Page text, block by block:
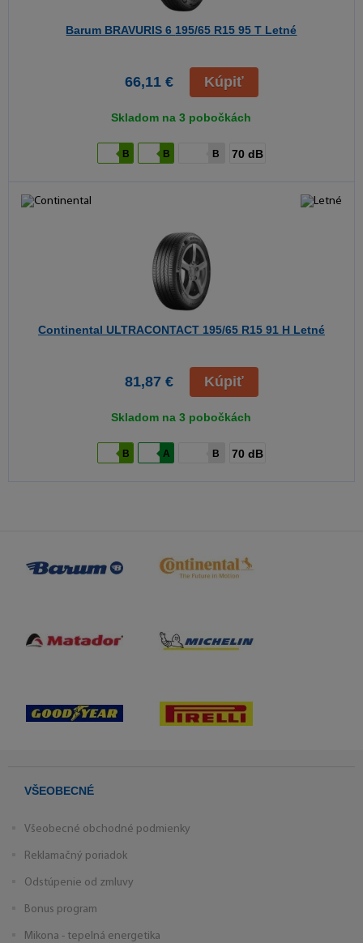
Barum BRAVURIS 6 195/65 R15 95 T Letné
66,11 € Kúpiť
Skladom na 3 pobočkách
B B B 70 dB
Continental ULTRACONTACT 195/65 R15 91 H Letné
81,87 € Kúpiť
Skladom na 3 pobočkách
B A B 70 dB
VŠEOBECNÉ
Všeobecné obchodné podmienky
Reklamačný poriadok
Odstúpenie od zmluvy
Bonus program
Mikona - tepelná energetika